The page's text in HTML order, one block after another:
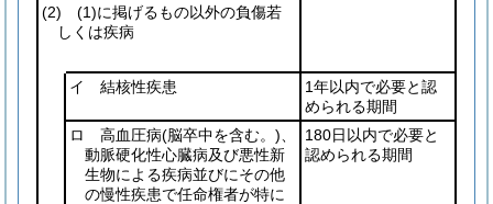
(2) (1)に掲げるもの以外の負傷若
しくは疾病
イ 結核性疾患
1年以内で必要と認
められる期間
ロ 高血圧病(脳卒中を含む。)
動脈硬化性心臓病及び悪性新
生物による疾病並びにその他
の慢性疾患で任命権者が特に
180日以内で必要と
認められる期間